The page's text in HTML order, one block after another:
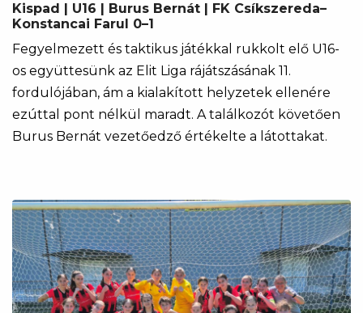
Kispad | U16 | Burus Bernát | FK Csíkszereda–
Konstancai Farul 0–1
Fegyelmezett és taktikus játékkal rukkolt elő U16-
os együttesünk az Elit Liga rájátszásának 11.
fordulójában, ám a kialakított helyzetek ellenére
ezúttal pont nélkül maradt. A találkozót követően
Burus Bernát vezetőedző értékelte a látottakat.